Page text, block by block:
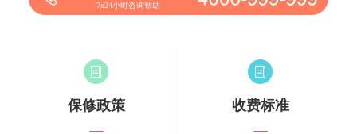
7x24小时咨询帮助
保修政策 收费标准